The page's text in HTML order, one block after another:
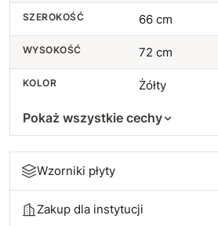
SZEROKOŚĆ 66 cm
WYSOKOŚĆ 72 cm
KOLOR Żółty
Pokaż wszystkie cechy
Wzorniki płyty
Zakup dla instytucji